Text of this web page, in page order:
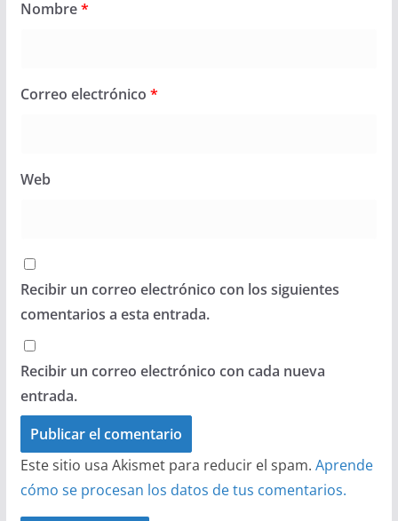
Nombre*
Correo electrónico *
Web
Recibir un correo electrónico con los siguientes
comentarios a esta entrada.
Recibir un correo electrónico con cada nueva
entrada.
Este sitio usa Akismet para reducir el spam. Aprende
cómo se procesan los datos de tus comentarios.